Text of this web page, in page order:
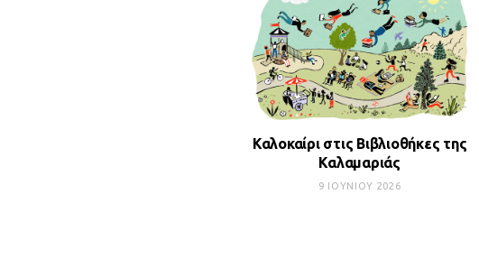
Καλοκαίρι στις Βιβλιοθήκες της
Καλαμαριάς
9 ΙΟΥΝΊΟΥ 2026